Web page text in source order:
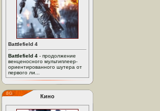
Battlefield 4
Battlefield 4 - продолжение
венценосного мультиплеер-
ориентированного шутера от
первого ли...
Кино